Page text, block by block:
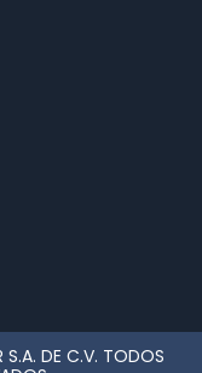
S.A. DE C.V. TODOS